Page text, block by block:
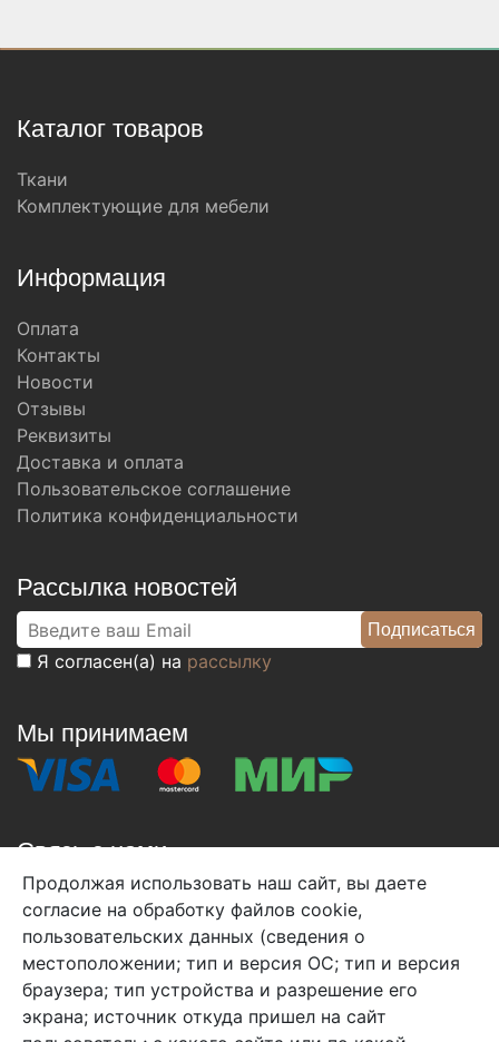
Каталог товаров
Ткани
Комплектующие для мебели
Информация
Оплата
Контакты
Новости
Отзывы
Реквизиты
Доставка и оплата
Пользовательское соглашение
Политика конфиденциальности
Рассылка новостей
Я согласен(а) на рассылку
Мы принимаем
Связь с нами
+7 (495) 933-38-08
info@arben-textile.ru- оптовые продажи
Продолжая использовать наш сайт, вы даете
согласие на обработку файлов cookie,
пользовательских данных (сведения о
местоположении; тип и версия ОС; тип и версия
браузера; тип устройства и разрешение его
экрана; источник откуда пришел на сайт